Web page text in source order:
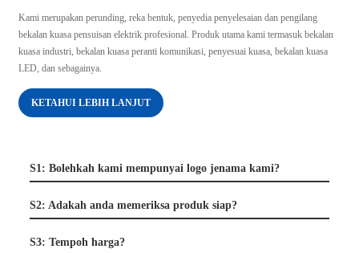
Kami merupakan perunding, reka bentuk, penyedia penyelesaian dan pengilang
bekalan kuasa pensuisan elektrik profesional. Produk utama kami termasuk bekalan
kuasa industri, bekalan kuasa peranti komunikasi, penyesuai kuasa, bekalan kuasa
LED, dan sebagainya.
KETAHUI LEBIH LANJUT
S1: Bolehkah kami mempunyai logo jenama kami?
S2: Adakah anda memeriksa produk siap?
S3: Tempoh harga?